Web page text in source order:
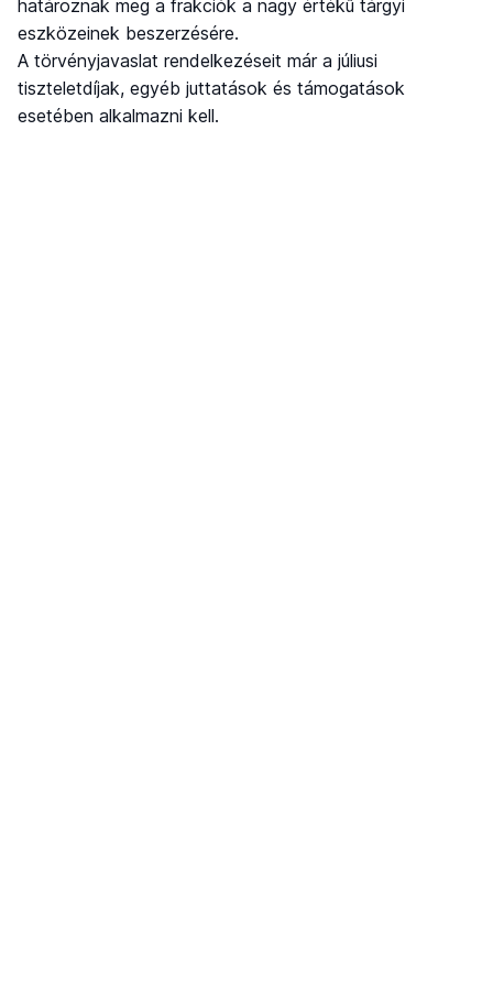
határoznak meg a frakciók a nagy értékű tárgyi
eszközeinek beszerzésére.
A törvényjavaslat rendelkezéseit már a júliusi
tiszteletdíjak, egyéb juttatások és támogatások
esetében alkalmazni kell.